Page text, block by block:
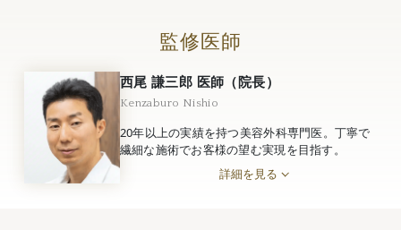
監修医師
西尾 謙三郎 医師（院長）
Kenzaburo Nishio
20年以上の実績を持つ美容外科専門医。丁寧で
繊細な施術でお客様の望む実現を目指す。
詳細を見る